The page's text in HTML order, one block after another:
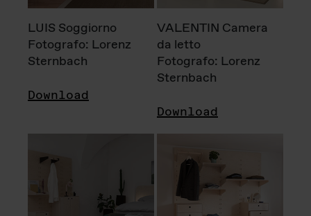
LUIS Soggiorno
Fotografo: Lorenz
Sternbach
Download
VALENTIN Camera
da letto
Fotografo: Lorenz
Sternbach
Download